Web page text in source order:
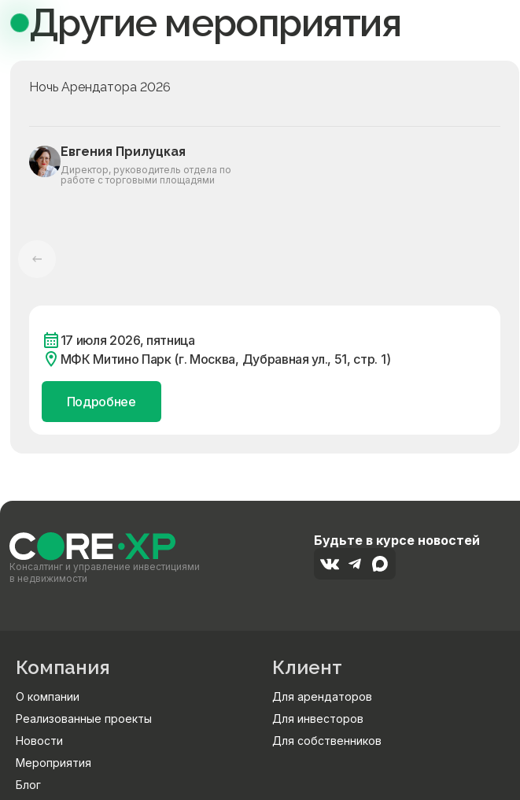
Другие мероприятия
Ночь Арендатора 2026
Евгения Прилуцкая
Директор, руководитель отдела по
работе с торговыми площадями
17 июля 2026, пятница
МФК Митино Парк (г. Москва, Дубравная ул., 51, стр. 1)
Подробнее
Консалтинг и управление инвестициями
в недвижимости
Будьте в курсе новостей
Компания
О компании
Реализованные проекты
Новости
Мероприятия
Блог
Клиент
Для арендаторов
Для инвесторов
Для собственников